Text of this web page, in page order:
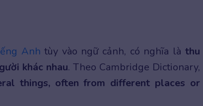
Anh tùy vào ngữ cảnh, có nghĩa là thu
khác nhau. Theo Cambridge Dictionary,
things, often from different places or